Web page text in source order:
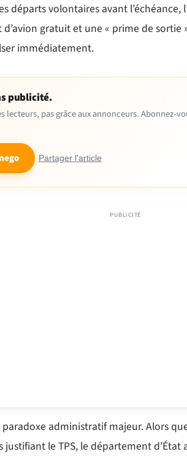
départs volontaires avant
gratuit et une « prime de sortie
immédiatement.
publicité.
lecteurs, pas grâce aux annonceurs.
Partager l'article
administratif majeur. Alors
le TPS, le département